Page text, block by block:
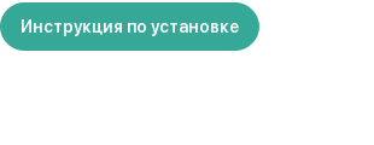
Инструкция по установке